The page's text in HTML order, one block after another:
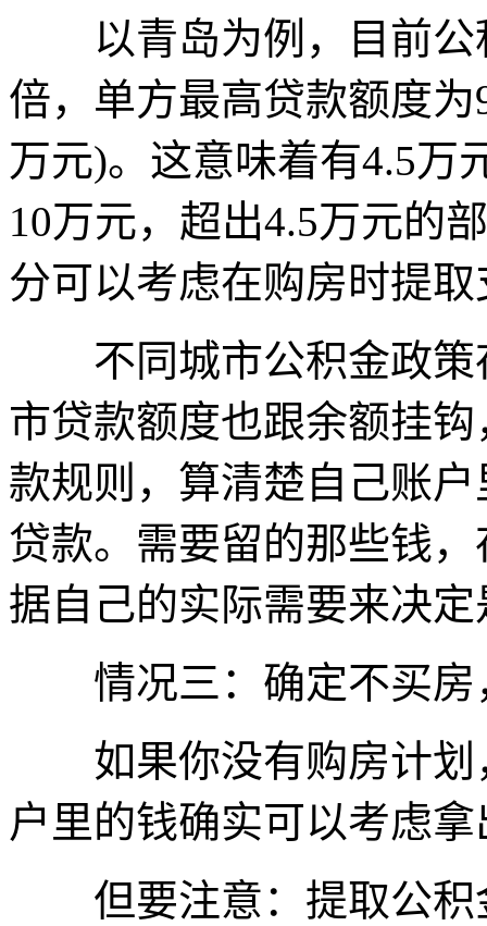
以青岛为例，目前公
倍，单方最高贷款额度
万元)。这意味着有4.5万
10万元，超出4.5万元的
分可以考虑在购房时提
不同城市公积金政策
市贷款额度也跟余额挂
款规则，算清楚自己账
贷款。需要留的那些钱
据自己的实际需要来决
情况三：确定不买房
如果你没有购房计划
户里的钱确实可以考虑
但要注意：提取公积